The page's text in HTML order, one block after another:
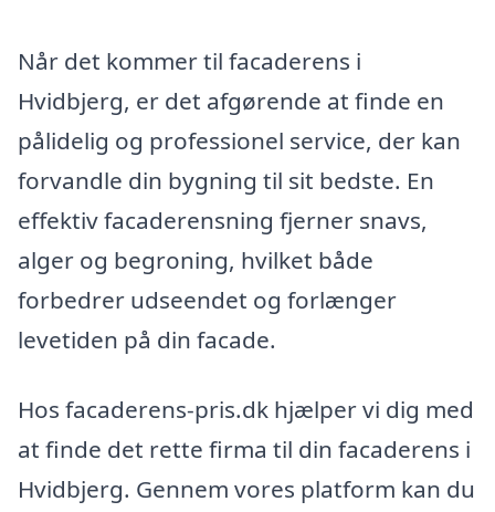
Når det kommer til facaderens i
Hvidbjerg, er det afgørende at finde en
pålidelig og professionel service, der kan
forvandle din bygning til sit bedste. En
effektiv facaderensning fjerner snavs,
alger og begroning, hvilket både
forbedrer udseendet og forlænger
levetiden på din facade.
Hos facaderens-pris.dk hjælper vi dig med
at finde det rette firma til din facaderens i
Hvidbjerg. Gennem vores platform kan du